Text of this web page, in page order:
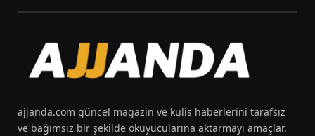
ajjanda.com güncel magazin ve kulis haberlerini tarafsız
ve bağımsız bir şekilde okuyucularına aktarmayı amaçlar.